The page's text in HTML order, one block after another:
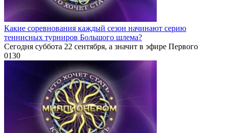
Какие соревнования каждый сезон начинают серию
теннисных турниров Большого шлема?
Сегодня суббота 22 сентября, а значит в эфире Первого
0130